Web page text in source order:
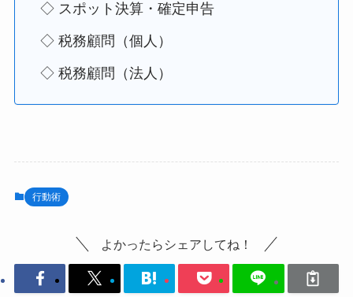
◇ スポット決算・確定申告
◇ 税務顧問（個人）
◇ 税務顧問（法人）
行動術
よかったらシェアしてね！